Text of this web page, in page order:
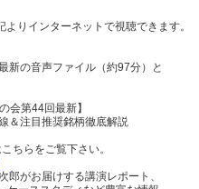
りインターネットで視聴できます。
新の音声ファイル（約97分）と
会第44回最新】
＆注目推奨銘柄徹底解説
ちらをご覧下さい。
がお届けする講演レポート、